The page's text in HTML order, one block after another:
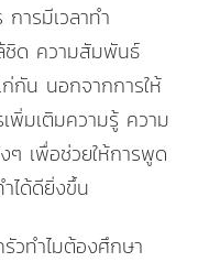
ารมีเวลาทำ
ชิด ความสัมพันธ์
ก่กัน นอกจากการให้
พิ่มเติมความรู้ ความ
ๆ เพื่อช่วยให้การพูด
ได้ดียิ่งขึ้น
วทำไมต้องศึกษา